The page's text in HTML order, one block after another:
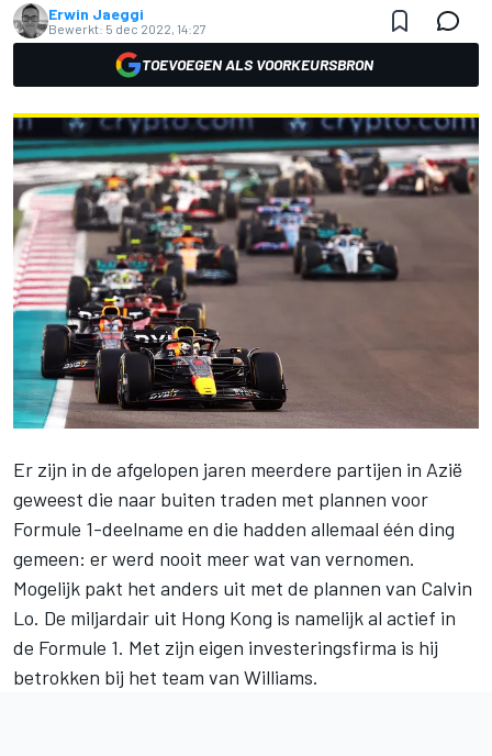
Erwin Jaeggi
Bewerkt: 5 dec 2022, 14:27
TOEVOEGEN ALS VOORKEURSBRON
Er zijn in de afgelopen jaren meerdere partijen in Azië
geweest die naar buiten traden met plannen voor
Formule 1-deelname en die hadden allemaal één ding
gemeen: er werd nooit meer wat van vernomen.
Mogelijk pakt het anders uit met de plannen van Calvin
Lo. De miljardair uit Hong Kong is namelijk al actief in
de Formule 1. Met zijn eigen investeringsfirma is hij
betrokken bij het team van Williams.